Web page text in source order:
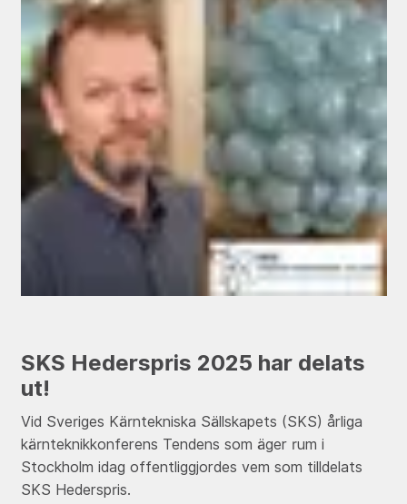
SKS Hederspris 2025 har delats
ut!
Vid Sveriges Kärntekniska Sällskapets (SKS) årliga
kärnteknikkonferens Tendens som äger rum i
Stockholm idag offentliggjordes vem som tilldelats
SKS Hederspris.